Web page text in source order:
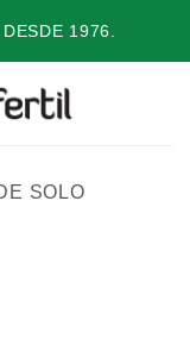
1976.
SOLO